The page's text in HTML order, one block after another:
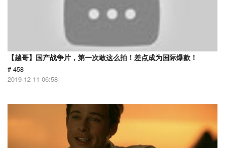
【越哥】国产战争片，第一次敢这么拍！差点成为国际爆款！
# 458
2019-12-11 06:58